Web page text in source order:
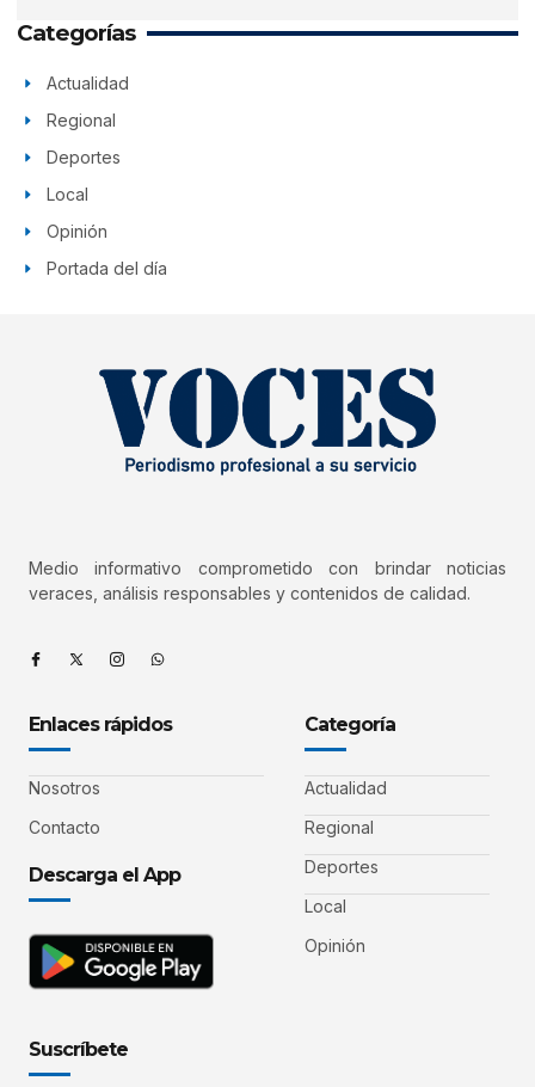
Categorías
Actualidad
Regional
Deportes
Local
Opinión
Portada del día
Medio informativo comprometido con brindar noticias
veraces, análisis responsables y contenidos de calidad.
Enlaces rápidos
Nosotros
Contacto
Descarga el App
Categoría
Actualidad
Regional
Deportes
Local
Opinión
Suscríbete